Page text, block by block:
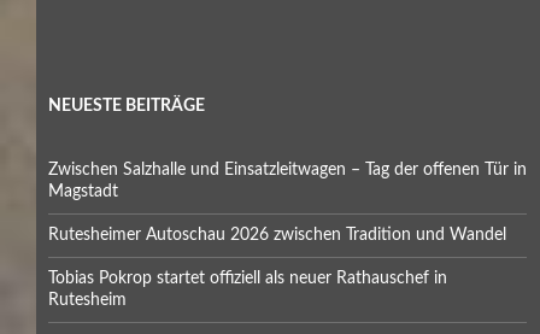
NEUESTE BEITRÄGE
Zwischen Salzhalle und Einsatzleitwagen – Tag der offenen Tür in
Magstadt
Rutesheimer Autoschau 2026 zwischen Tradition und Wandel
Tobias Pokrop startet offiziell als neuer Rathauschef in
Rutesheim